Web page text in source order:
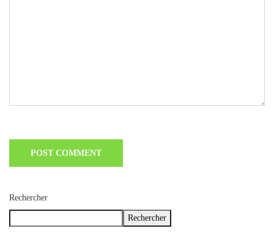
Rechercher
Rechercher